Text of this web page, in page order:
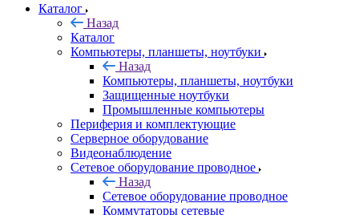
Каталог
Назад
Каталог
Компьютеры, планшеты, ноутбуки
Назад
Компьютеры, планшеты, ноутбуки
Защищенные ноутбуки
Промышленные компьютеры
Периферия и комплектующие
Серверное оборудование
Видеонаблюдение
Сетевое оборудование проводное
Назад
Сетевое оборудование проводное
Коммутаторы сетевые